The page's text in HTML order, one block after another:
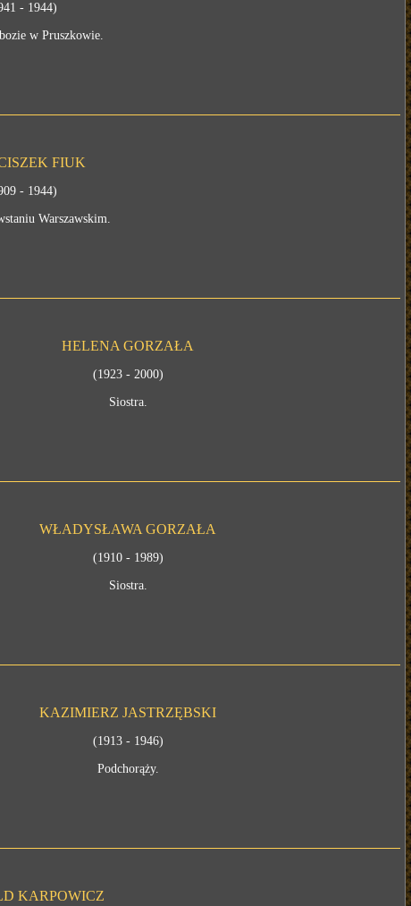
- 1944)
w Pruszkowie.
FIUK
- 1944)
Warszawskim.
HELENA GORZAŁA
(1923 - 2000)
Siostra.
WŁADYSŁAWA GORZAŁA
(1910 - 1989)
Siostra.
KAZIMIERZ JASTRZĘBSKI
(1913 - 1946)
Podchorąży.
KARPOWICZ